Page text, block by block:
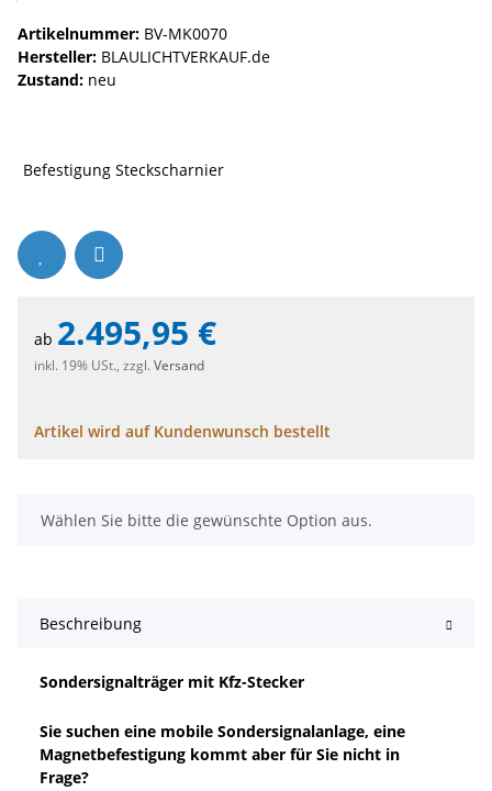
Artikelnummer: BV-MK0070
Hersteller: BLAULICHTVERKAUF.de
Zustand: neu
Befestigung Steckscharnier
ab 2.495,95 €
inkl. 19% USt., zzgl. Versand
Artikel wird auf Kundenwunsch bestellt
x
Wählen Sie bitte die gewünschte Option aus.
Beschreibung
Sondersignalträger mit Kfz-Stecker
Sie suchen eine mobile Sondersignalanlage, eine
Magnetbefestigung kommt aber für Sie nicht in
Frage?